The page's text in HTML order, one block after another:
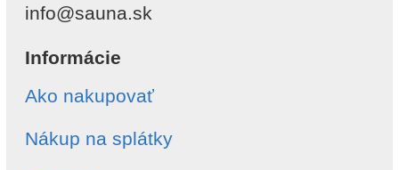
info@sauna.sk
Informácie
Ako nakupovať
Nákup na splátky